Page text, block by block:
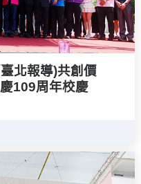
北報導)共創價
109周年校慶